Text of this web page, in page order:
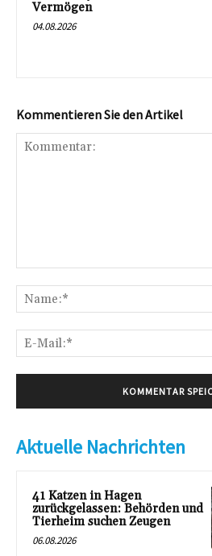
Vermögen
04.08.2026
Kommentieren Sie den Artikel
Aktuelle Nachrichten
41 Katzen in Hagen
zurückgelassen: Behörden und
Tierheim suchen Zeugen
06.08.2026